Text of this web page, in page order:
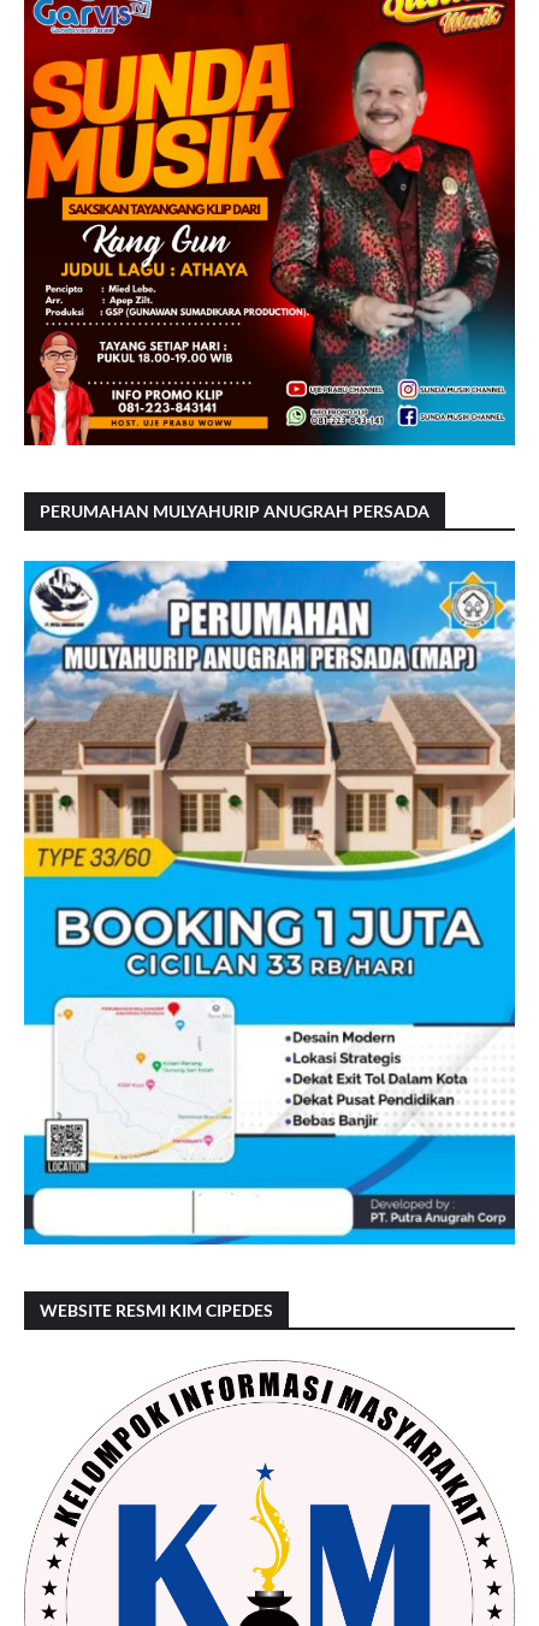
PERUMAHAN MULYAHURIP ANUGRAH PERSADA
WEBSITE RESMI KIM CIPEDES